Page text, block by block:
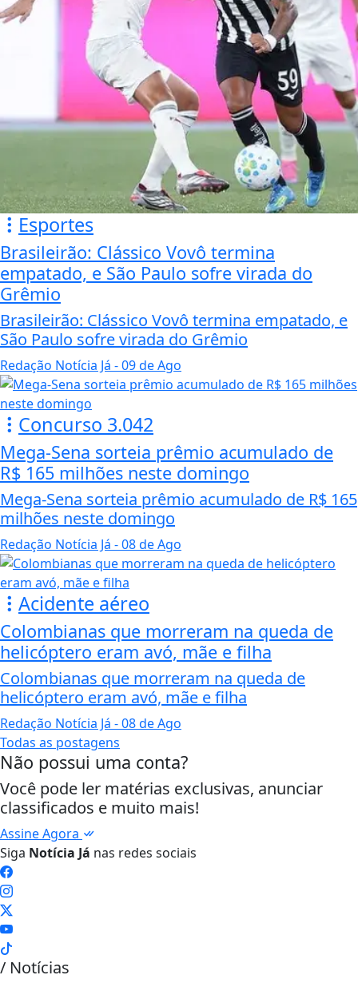
Esportes
Brasileirão: Clássico Vovô termina
empatado, e São Paulo sofre virada do
Grêmio
Brasileirão: Clássico Vovô termina empatado, e
São Paulo sofre virada do Grêmio
Redação Notícia Já - 09 de Ago
Concurso 3.042
Mega-Sena sorteia prêmio acumulado de
R$ 165 milhões neste domingo
Mega-Sena sorteia prêmio acumulado de R$ 165
milhões neste domingo
Redação Notícia Já - 08 de Ago
Acidente aéreo
Colombianas que morreram na queda de
helicóptero eram avó, mãe e filha
Colombianas que morreram na queda de
helicóptero eram avó, mãe e filha
Redação Notícia Já - 08 de Ago
Todas as postagens
Não possui uma conta?
Você pode ler matérias exclusivas, anunciar
classificados e muito mais!
Assine Agora
Siga Notícia Já nas redes sociais
/ Notícias